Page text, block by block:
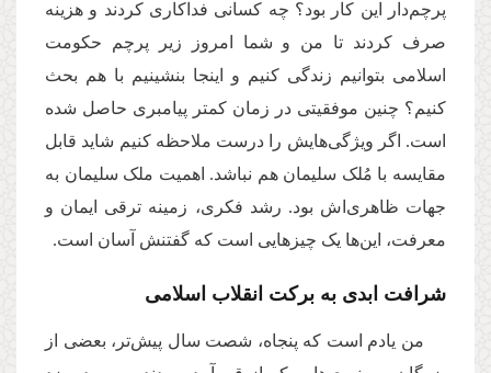
پرچم‌دار این کار بود؟ چه کسانی فداکاری کردند و هزینه
صرف کردند تا من و شما امروز زیر پرچم حکومت
اسلامی بتوانیم زندگی کنیم و اینجا بنشینیم با هم بحث
کنیم؟ چنین موفقیتی در زمان کمتر پیامبری حاصل شده
است. اگر ویژگی‌هایش را درست ملاحظه کنیم شاید قابل
مقایسه با مُلک سلیمان هم نباشد. اهمیت ملک سلیمان به
جهات ظاهری‌اش بود. رشد فکری، زمینه ترقی ایمان و
معرفت، این‌ها یک چیزهایی است که گفتنش آسان است.
شرافت ابدی به برکت انقلاب اسلامی
من یادم است که پنجاه، شصت سال پیش‌تر، بعضی از